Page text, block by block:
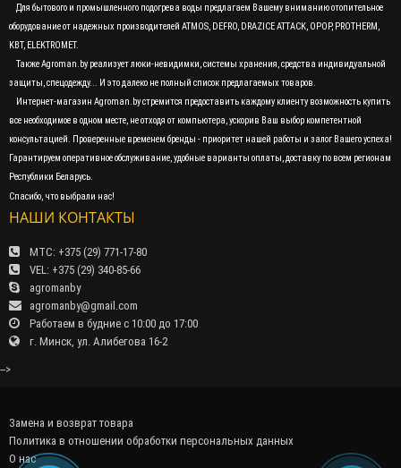
Для бытового и промышленного подогрева воды предлагаем Вашему вниманию отопительное
оборудование от надежных производителей ATMOS, DEFRO, DRAZICE ATTACK, OPOP, PROTHERM,
KBT, ELEKTROMET.
Также Agroman.by реализует люки-невидимки, системы хранения, средства индивидуальной
защиты, спецодежду... И это далеко не полный список предлагаемых товаров.
Интернет-магазин Agroman.by стремится предоставить каждому клиенту возможность купить
все необходимое в одном месте, не отходя от компьютера, ускорив Ваш выбор компетентной
консультацией. Проверенные временем бренды - приоритет нашей работы и залог Вашего успеха!
Гарантируем оперативное обслуживание, удобные варианты оплаты, доставку по всем регионам
Республики Беларусь.
Спасибо, что выбрали нас!
НАШИ КОНТАКТЫ
МТС: +375 (29) 771-17-80
VEL: +375 (29) 340-85-66
agromanby
agromanby@gmail.com
Работаем в будние с 10:00 до 17:00
г. Минск, ул. Алибегова 16-2
-->
Замена и возврат товара
Политика в отношении обработки персональных данных
О нас